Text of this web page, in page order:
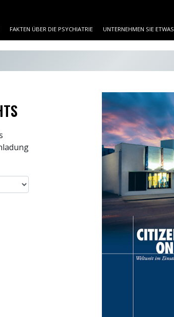
FAKTEN ÜBER DIE PSYCHIATRIE UNTERNEHMEN SIE ETWAS